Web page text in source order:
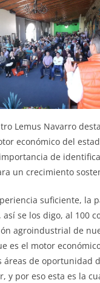
Lemus Navarro
económico del
de
un crecimiento
suficiente, la
así se los digo, al 100
agroindustrial de
es el motor
áreas de oportunidad
y por eso esta es la